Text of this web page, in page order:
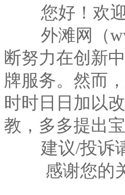
您好！欢
外滩网（
断努力在创新
牌服务。然而
时时日日加以
教，多多提出
建议/投诉请
感谢您的关